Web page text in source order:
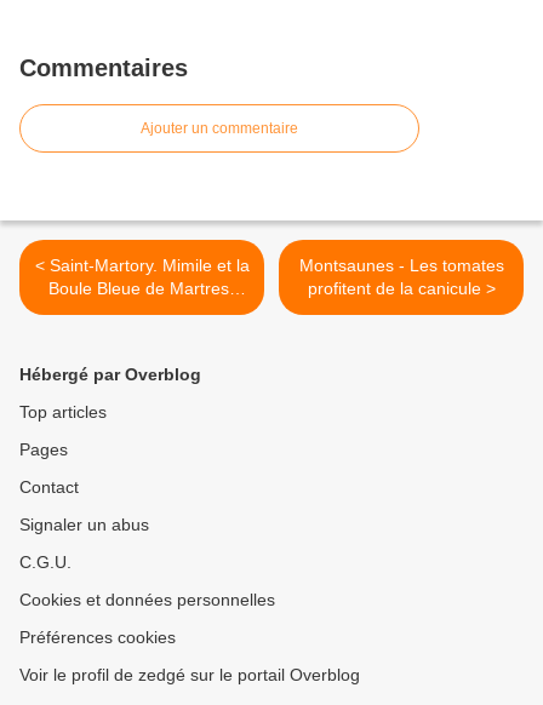
Commentaires
Ajouter un commentaire
< Saint-Martory. Mimile et la
Boule Bleue de Martres-
Tolosane
Montsaunes - Les tomates
profitent de la canicule >
Hébergé par Overblog
Top articles
Pages
Contact
Signaler un abus
C.G.U.
Cookies et données personnelles
Préférences cookies
Voir le profil de zedgé sur le portail Overblog